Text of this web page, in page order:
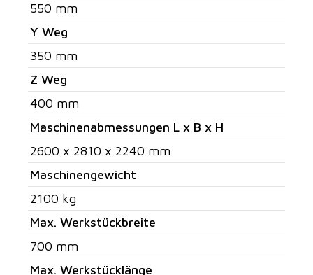
550 mm
Y Weg
350 mm
Z Weg
400 mm
Maschinenabmessungen L x B x H
2600 x 2810 x 2240 mm
Maschinengewicht
2100 kg
Max. Werkstückbreite
700 mm
Max. Werkstücklänge